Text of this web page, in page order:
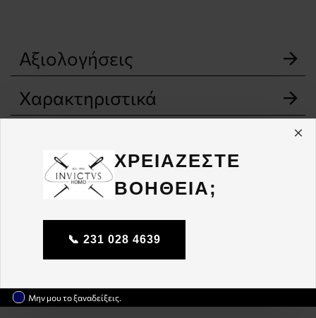
ΧΡΕΙΑΖΕΣΤΕ
ΒΟΗΘΕΙΑ;
📞 231 028 4639
Μην μου το ξαναδείξεις.
Αξιολογήσεις
Χαρακτηριστικά